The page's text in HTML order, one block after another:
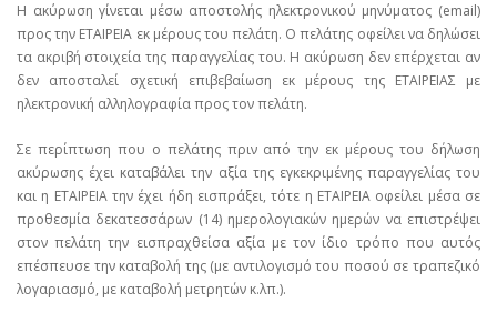
Η ακύρωση γίνεται μέσω αποστολής ηλεκτρονικού μηνύματος (email)
προς την ΕΤΑΙΡΕΙΑ εκ μέρους του πελάτη. Ο πελάτης οφείλει να δηλώσει
τα ακριβή στοιχεία της παραγγελίας του. Η ακύρωση δεν επέρχεται αν
δεν αποσταλεί σχετική επιβεβαίωση εκ μέρους της ΕΤΑΙΡΕΙΑΣ με
ηλεκτρονική αλληλογραφία προς τον πελάτη.
Σε περίπτωση που ο πελάτης πριν από την εκ μέρους του δήλωση
ακύρωσης έχει καταβάλει την αξία της εγκεκριμένης παραγγελίας του
και η ΕΤΑΙΡΕΙΑ την έχει ήδη εισπράξει, τότε η ΕΤΑΙΡΕΙΑ οφείλει μέσα σε
προθεσμία δεκατεσσάρων (14) ημερολογιακών ημερών να επιστρέψει
στον πελάτη την εισπραχθείσα αξία με τον ίδιο τρόπο που αυτός
επέσπευσε την καταβολή της (με αντιλογισμό του ποσού σε τραπεζικό
λογαριασμό, με καταβολή μετρητών κ.λπ.).